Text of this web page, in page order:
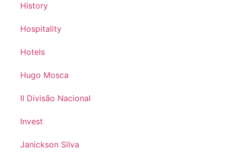
History
Hospitality
Hotels
Hugo Mosca
II Divisão Nacional
Invest
Janickson Silva